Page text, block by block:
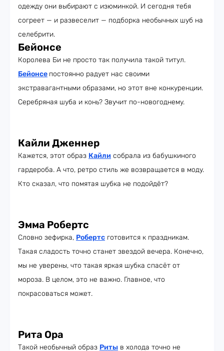
одежду они выбирают с изюминкой. И сегодня тебя
согреет — и развеселит — подборка необычных шуб на
селебрити.
Бейонсе
Королева Би не просто так получила такой титул.
Бейонсе постоянно радует нас своими
экстравагантными образами, но этот вне конкуренции.
Серебряная шуба и конь? Звучит по-новогоднему.
Кайли Дженнер
Кажется, этот образ Кайли собрала из бабушкиного
гардероба. А что, ретро стиль же возвращается в моду.
Кто сказал, что помятая шубка не подойдёт?
Эмма Робертс
Словно зефирка, Робертс готовится к праздникам.
Такая сладость точно станет звездой вечера. Конечно,
мы не уверены, что такая яркая шубка спасёт от
мороза. В целом, это не важно. Главное, что
покрасоваться может.
Рита Ора
Такой необычный образ Риты в холода точно не